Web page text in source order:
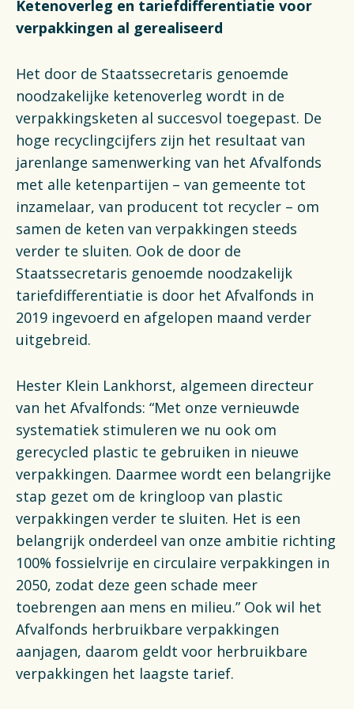
Ketenoverleg en tariefdifferentiatie voor
verpakkingen al gerealiseerd
Het door de Staatssecretaris genoemde
noodzakelijke ketenoverleg wordt in de
verpakkingsketen al succesvol toegepast. De
hoge recyclingcijfers zijn het resultaat van
jarenlange samenwerking van het Afvalfonds
met alle ketenpartijen – van gemeente tot
inzamelaar, van producent tot recycler – om
samen de keten van verpakkingen steeds
verder te sluiten. Ook de door de
Staatssecretaris genoemde noodzakelijk
tariefdifferentiatie is door het Afvalfonds in
2019 ingevoerd en afgelopen maand verder
uitgebreid.
Hester Klein Lankhorst, algemeen directeur
van het Afvalfonds: “Met onze vernieuwde
systematiek stimuleren we nu ook om
gerecycled plastic te gebruiken in nieuwe
verpakkingen. Daarmee wordt een belangrijke
stap gezet om de kringloop van plastic
verpakkingen verder te sluiten. Het is een
belangrijk onderdeel van onze ambitie richting
100% fossielvrije en circulaire verpakkingen in
2050, zodat deze geen schade meer
toebrengen aan mens en milieu.” Ook wil het
Afvalfonds herbruikbare verpakkingen
aanjagen, daarom geldt voor herbruikbare
verpakkingen het laagste tarief.